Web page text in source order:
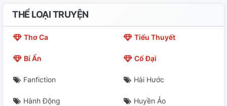
THỂ LOẠI TRUYỆN
Thơ Ca Tiểu Thuyết
Bí Ẩn Cổ Đại
Fanfiction Hài Hước
Hành Động Huyền Ảo